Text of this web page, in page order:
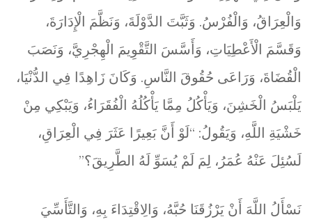
وَالْعِرَاقُ، وَالْفُرْسُ. وَثَبَّتَ الدَّوْلَةَ، وَنَظَّمَ الْإِدَارَةَ،
وَقَسَّمَ الْأَعْطِيَاتِ، وَأَسَّسَ التَّقْوِيمَ الْهِجْرِيَّ، وَنَصَبَ
الْقُضَاةَ، وَرَاعَى حُقُوقَ النَّاسِ. وَكَانَ زَاهِدًا فِي الدُّنْيَا،
يَلْبَسُ الْخَشِنَ، وَيَأْكُلُ مِمَّا يَأْكُلُهُ الْفُقَرَاءُ، وَيَبْكِي مِنْ
خَشْيَةِ اللَّهِ، وَيَقُولُ: “لَوْ أَنَّ بَعِيرًا عَثَرَ فِي الْعِرَاقِ،
لَسُئِلَ عَنْهُ عُمَرُ، لِمَ لَمْ يُسَوِّ لَهُ الطَّرِيقَ؟”
نَسْأَلُ اللَّهَ أَنْ يَرْزُقَنَا حُبَّهُ، وَالِاقْتِدَاءَ بِهِ، وَالتَّأَسِّيَ